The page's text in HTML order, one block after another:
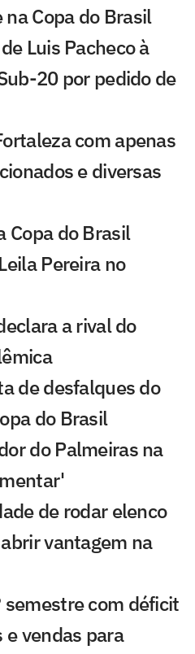
Copa do Brasil
Luis Pacheco à
20 por pedido de
com apenas
e diversas
Copa do Brasil
Pereira no
a rival do
de desfalques do
do Brasil
do Palmeiras na
de rodar elenco
vantagem na
semestre com déficit
vendas para